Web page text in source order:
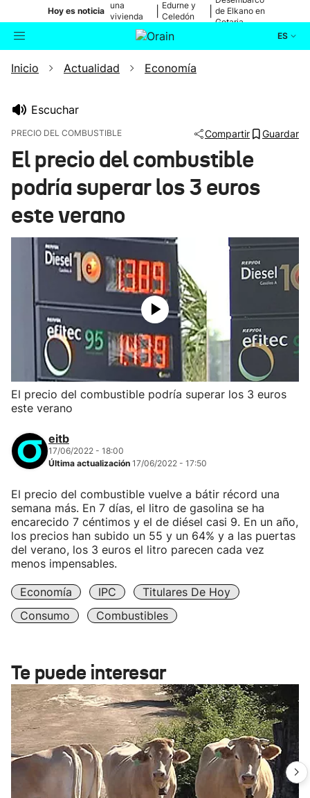
Hoy es noticia
una
vivienda
de Bilbao
Edurne y
Celedón
de Elkano en
Getaria
ES
Buscador Actualidad
Ikusmiran
Inicio Actualidad Economía
Escuchar
PRECIO DEL COMBUSTIBLE Compartir Guardar
El precio del combustible
podría superar los 3 euros
este verano
El precio del combustible podría superar los 3 euros
este verano
eitb
17/06/2022 - 18:00
Última actualización 17/06/2022 - 17:50
El precio del combustible vuelve a bátir récord una
semana más. En 7 días, el litro de gasolina se ha
encarecido 7 céntimos y el de diésel casi 9. En un año,
los precios han subido un 55 y un 64% y a las puertas
del verano, los 3 euros el litro parecen cada vez
menos impensables.
Economía IPC
Titulares De Hoy
Consumo
Combustibles
Te puede interesar